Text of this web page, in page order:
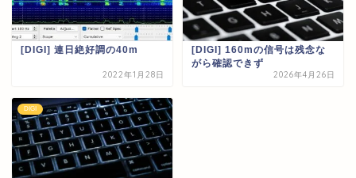
[DIGI] 連日絶好調の40m
2022年1月28日
[DIGI] 160mの信号は残念な
がら確認できず
2026年4月26日
DIGI